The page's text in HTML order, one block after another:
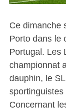
Ce dimanche
Porto dans le
Portugal. Les
championnat
dauphin, le
Concernant